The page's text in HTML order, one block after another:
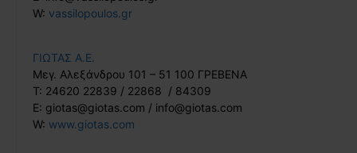
W: vassilopoulos.gr
ΓΙΩΤΑΣ Α.Ε.
Μεγ. Αλεξάνδρου 101 – 51 100 ΓΡΕΒΕΝΑ
T: 24620 22839 / 22868 / 84309
Ε: giotas@giotas.com / info@giotas.com
W: www.giotas.com